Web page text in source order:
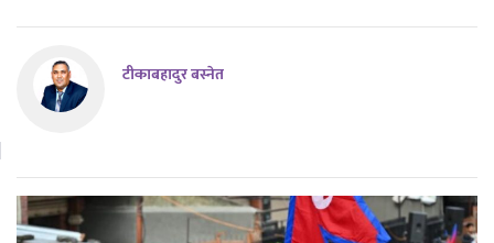
टीकाबहादुर बस्नेत